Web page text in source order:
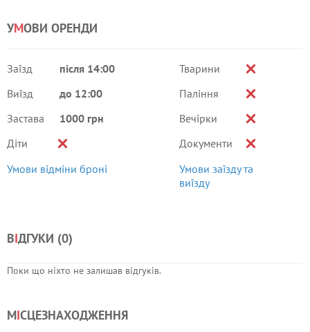
УМОВИ ОРЕНДИ
Заїзд
після 14:00
Виїзд
до 12:00
Застава
1000 грн
Діти
Умови відміни броні
Тварини
Паління
Вечірки
Документи
Умови заїзду та
виїзду
ВІДГУКИ (0)
Поки що ніхто не залишав відгуків.
МІСЦЕЗНАХОДЖЕННЯ